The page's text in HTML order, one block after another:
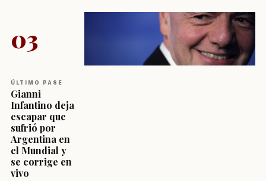
03
ÚLTIMO PASE
Gianni
Infantino deja
escapar que
sufrió por
Argentina en
el Mundial y
se corrige en
vivo